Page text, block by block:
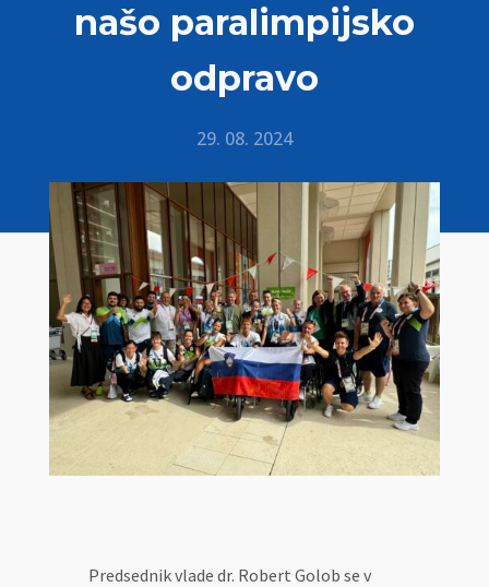
našo paralimpijsko
odpravo
29. 08. 2024
Predsednik vlade dr. Robert Golob se v